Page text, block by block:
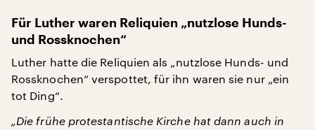
Für Luther waren Reliquien „nutzlose Hunds-
und Rossknochen“
Luther hatte die Reliquien als „nutzlose Hunds- und
Rossknochen“ verspottet, für ihn waren sie nur „ein
tot Ding“.
„Die frühe protestantische Kirche hat dann auch in